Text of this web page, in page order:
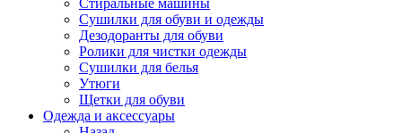
Стиральные машины
Сушилки для обуви и одежды
Дезодоранты для обуви
Ролики для чистки одежды
Сушилки для белья
Утюги
Щетки для обуви
Одежда и аксессуары